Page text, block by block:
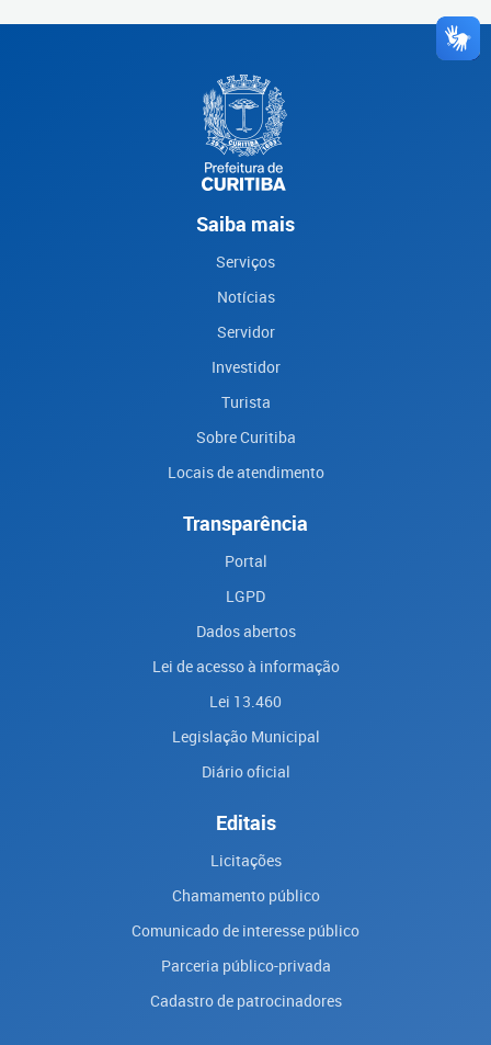
Saiba mais
Serviços
Notícias
Servidor
Investidor
Turista
Sobre Curitiba
Locais de atendimento
Transparência
Portal
LGPD
Dados abertos
Lei de acesso à informação
Lei 13.460
Legislação Municipal
Diário oficial
Editais
Licitações
Chamamento público
Comunicado de interesse público
Parceria público-privada
Cadastro de patrocinadores